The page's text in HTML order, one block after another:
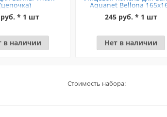
* 1 шт
в наличии
Aquanet Bellona
245 руб. * 1 шт
Нет в наличии
Стоимость набора: